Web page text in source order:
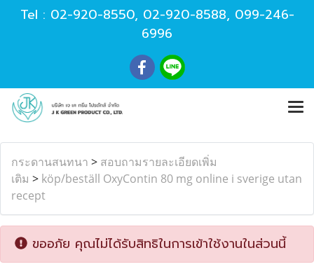
Tel : 02-920-8550, 02-920-8588, 099-246-
6996
กระดานสนทนา > สอบถามรายละเอียดเพิ่ม
เติม > köp/beställ OxyContin 80 mg online i sverige utan
recept
ขออภัย คุณไม่ได้รับสิทธิในการเข้าใช้งานในส่วนนี้